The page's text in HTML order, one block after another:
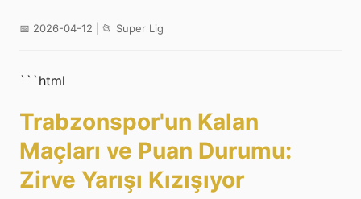
📅 2026-04-12 | 📂 Super Lig
```html
Trabzonspor'un Kalan
Maçları ve Puan Durumu:
Zirve Yarışı Kızışıyor